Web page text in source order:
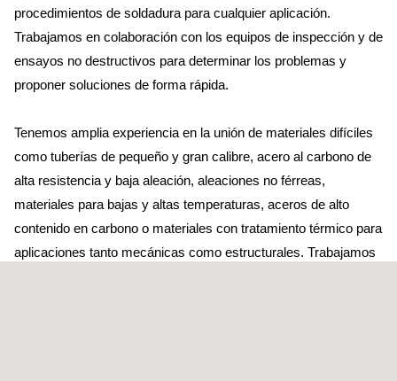
procedimientos de soldadura para cualquier aplicación.
Trabajamos en colaboración con los equipos de inspección y de
ensayos no destructivos para determinar los problemas y
proponer soluciones de forma rápida.
Tenemos amplia experiencia en la unión de materiales difíciles
como tuberías de pequeño y gran calibre, acero al carbono de
alta resistencia y baja aleación, aleaciones no férreas,
materiales para bajas y altas temperaturas, aceros de alto
contenido en carbono o materiales con tratamiento térmico para
aplicaciones tanto mecánicas como estructurales. Trabajamos